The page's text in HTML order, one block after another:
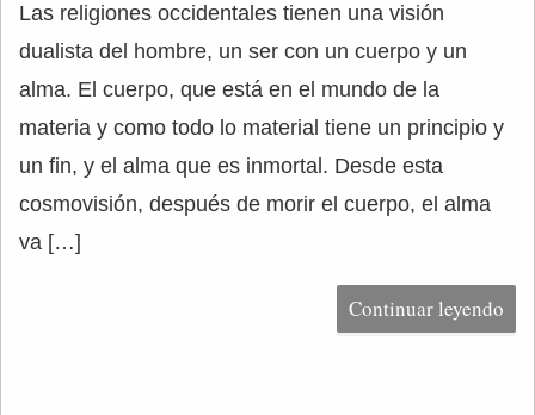
Las religiones occidentales tienen una visión
dualista del hombre, un ser con un cuerpo y un
alma. El cuerpo, que está en el mundo de la
materia y como todo lo material tiene un principio y
un fin, y el alma que es inmortal. Desde esta
cosmovisión, después de morir el cuerpo, el alma
va […]
Continuar leyendo